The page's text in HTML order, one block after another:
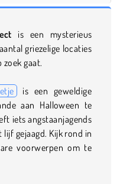
is een mysterieus
griezelige locaties
gaat.
is een geweldige
aan Halloween te
iets angstaanjagends
gejaagd. Kijk rond in
voorwerpen om te